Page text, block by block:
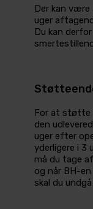
Der kan være
uger
Du kan
For at støtte
den
uger efter
yderligere i 3
må du tage
og når BH-en
skal du